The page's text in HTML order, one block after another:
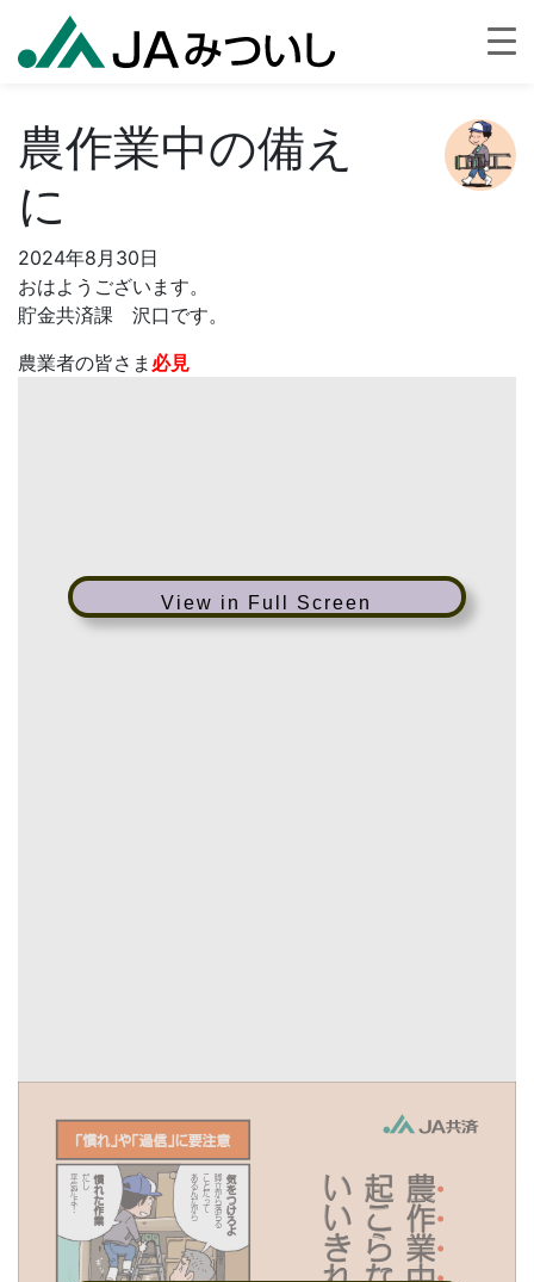
農作業中の備え
に
2024年8月30日
おはようございます。
貯金共済課 沢口です。
農業者の皆さま 必見
View in Full Screen